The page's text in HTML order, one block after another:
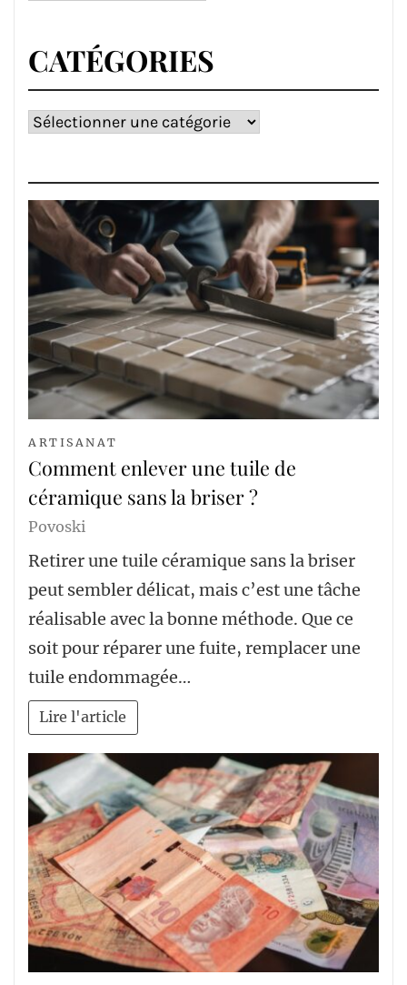
CATÉGORIES
Catégories
ARTISANAT
Comment enlever une tuile de
céramique sans la briser ?
Povoski
Retirer une tuile céramique sans la briser
peut sembler délicat, mais c’est une tâche
réalisable avec la bonne méthode. Que ce
soit pour réparer une fuite, remplacer une
tuile endommagée…
Lire l'article